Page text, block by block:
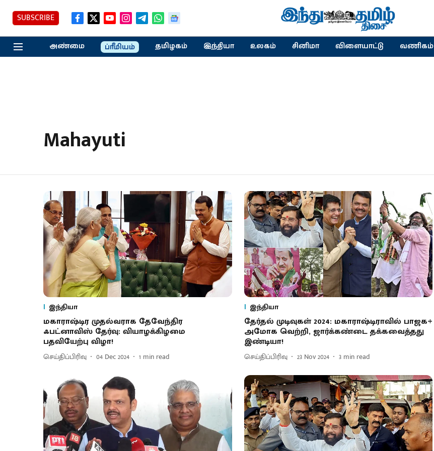
SUBSCRIBE
அண்மை ப்ரீமியம் தமிழகம் இந்தியா உலகம் சினிமா விளையாட்டு வணிகம்
Mahayuti
இந்தியா
மகாராஷ்டிர முதல்வராக தேவேந்திர
ஃபட்னாவிஸ் தேர்வு: வியாழக்கிழமை
பதவியேற்பு விழா!
செய்திப்பிரிவு 04 Dec 2024 1 min read
இந்தியா
தேர்தல் முடிவுகள் 2024: மகாராஷ்டிராவில் பாஜக+
அமோக வெற்றி, ஜார்க்கண்டை தக்கவைத்தது
இண்டியா!
செய்திப்பிரிவு 23 Nov 2024 3 min read